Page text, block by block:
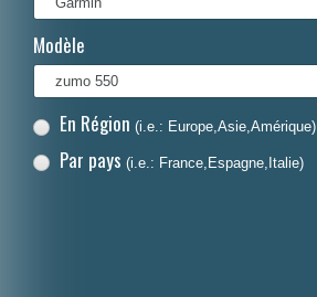
Nederlands
Dansk
Modèle
En Région (i.e.: Europe,Asie,Amérique)
Par pays (i.e.: France,Espagne,Italie)